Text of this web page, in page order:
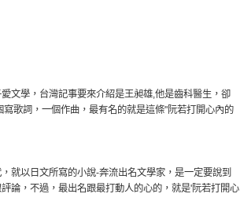
文學，台灣記事要來介紹是王昶雄,他是齒科醫生，卻
歌詞，一個作曲，最有名的就是這條"阮若打開心內的
就以日文所寫的小說-奔流出名文學家，是一定要說到
論，不過，最出名跟最打動人的心的，就是'阮若打開心